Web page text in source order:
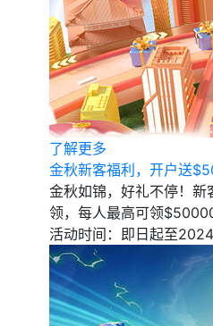
了解更多
金秋新客福利，开户送
金秋如锦，好礼不停！
领，每人最高可领$50000
活动时间：即日起至2024